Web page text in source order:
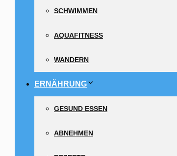
SCHWIMMEN
AQUAFITNESS
WANDERN
ERNÄHRUNG
GESUND ESSEN
ABNEHMEN